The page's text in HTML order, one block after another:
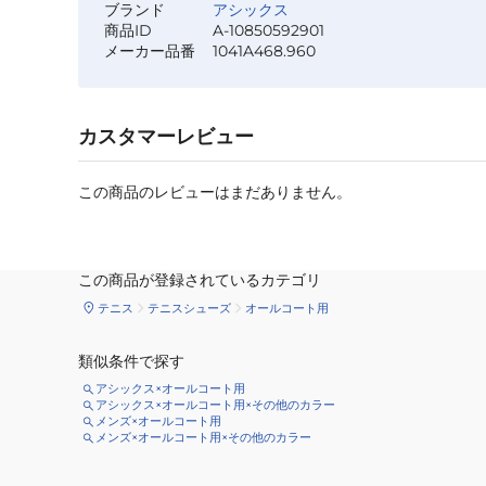
ブランド
アシックス
商品ID
A-10850592901
メーカー品番
1041A468.960
カスタマーレビュー
この商品のレビューはまだありません。
この商品が登録されているカテゴリ
テニス テニスシューズ オールコート用
類似条件で探す
アシックス×オールコート用
アシックス×オールコート用×その他のカラー
メンズ×オールコート用
メンズ×オールコート用×その他のカラー